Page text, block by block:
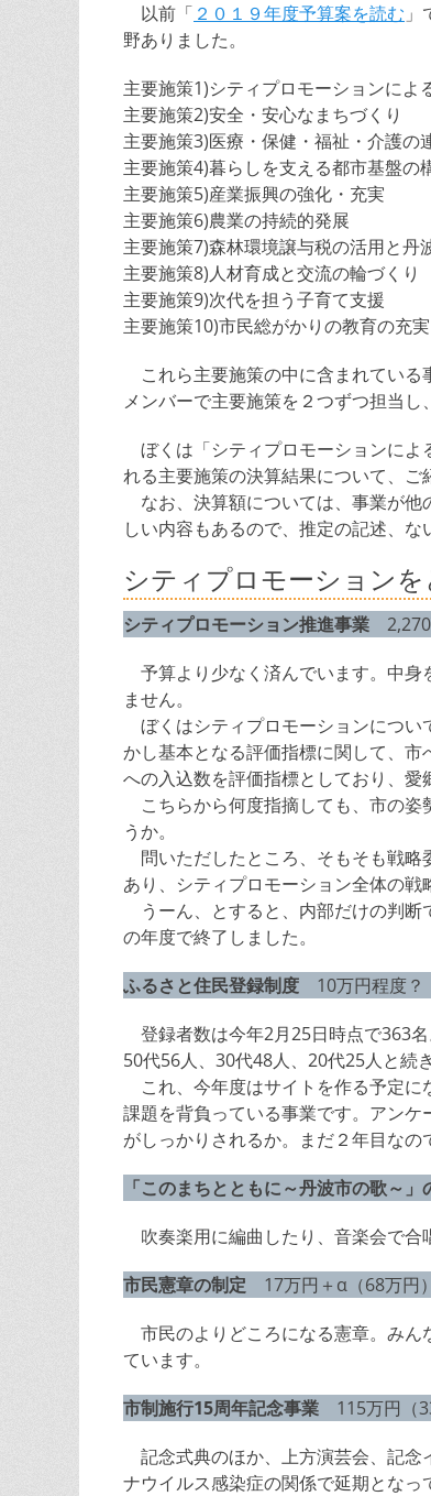
以前「 ２０１９年度予算案を読む
野ありました。
主要施策1)シティプロモーションによ
主要施策2)安全・安心なまちづくり
主要施策3)医療・保健・福祉・介護の
主要施策4)暮らしを支える都市基盤の
主要施策5)産業振興の強化・充実
主要施策6)農業の持続的発展
主要施策7)森林環境譲与税の活用と丹
主要施策8)人材育成と交流の輪づくり
主要施策9)次代を担う子育て支援
主要施策10)市民総がかりの教育の充実
これら主要施策の中に含まれている
メンバーで主要施策を２つずつ担当し
ぼくは「シティプロモーションによ
れる主要施策の決算結果について、ご
なお、決算額については、事業が他
しい内容もあるので、推定の記述、な
シティプロモーションを
シティプロモーション推進事業 2,270
予算より少なく済んでいます。中身
ません。
ぼくはシティプロモーションについ
かし基本となる評価指標に関して、
への入込数を評価指標としており、愛
こちらから何度指摘しても、市の姿
うか。
問いただしたところ、そもそも戦略
あり、シティプロモーション全体の戦
うーん、とすると、内部だけの判断
の年度で終了しました。
ふるさと住民登録制度 10万円程度？
登録者数は今年2月25日時点で363
50代56人、30代48人、20代25人と続き
これ、今年度はサイトを作る予定に
課題を背負っている事業です。アン
がしっかりされるか。まだ２年目なの
「このまちとともに～丹波市の歌～」
吹奏楽用に編曲したり、音楽会で合
市民憲章の制定 17万円＋α（68万円）
市民のよりどころになる憲章。みん
ています。
市制施行15周年記念事業 115万円（
記念式典のほか、上方演芸会、記念
ナウイルス感染症の関係で延期とな